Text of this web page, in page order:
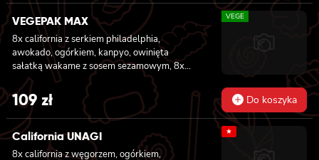
VEGEPAK MAX
8x california z serkiem philadelphia,
awokado, ogórkiem, kanpyo, owinięta
sałatką wakame z sosem sezamowym, 8x
california z serkiem philadelphia, awokado,
jabłkiem, owinięta opalonym cheddarem, z
sosem teriyaki, 8x california z serkiem
philadelphia i mango, owinięta awokado z
sosem teriyaki, 6x futomaki z batatem w
tempurze, serkiem philadelphia, ogórkiem,
VEGE
109 zł Do koszyka
California UNAGI
8x california z węgorzem, ogórkiem,
★